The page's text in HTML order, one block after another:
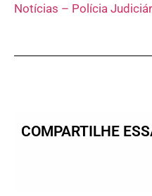
Notícias – Polícia
COMPARTILHE